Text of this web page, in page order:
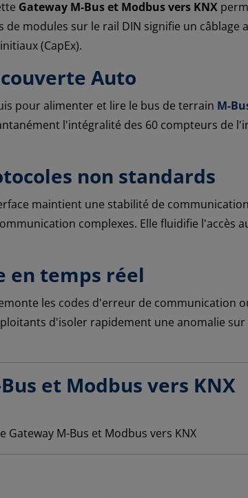
Gateway M-Bus et Modbus vers KNX
modules sur le rail DIN signifie un câblage
(CapEx).
Auto
pour alimenter et lire le bus de terrain M-
l'intégralité des 60 compteurs de
non standards
maintient une stabilité de
complexes. Elle fluidifie l'accès
en temps réel
les codes d'erreur de communication
d'isoler rapidement une anomalie
et Modbus vers KNX